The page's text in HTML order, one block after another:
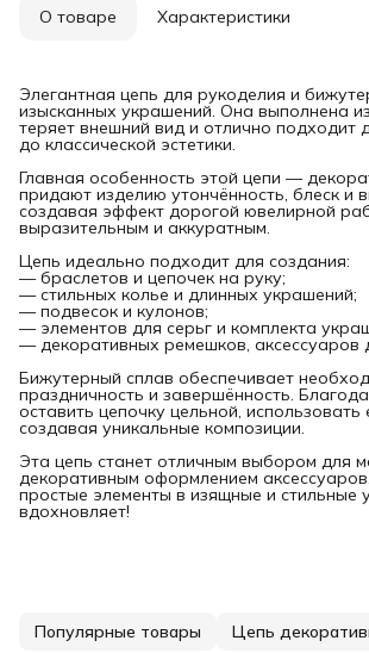
О товаре Характеристики
Элегантная цепь для рукоделия и
изысканных украшений. Она выполнена
теряет внешний вид и отлично подходит
до классической эстетики.
Главная особенность этой цепи —
придают изделию утончённость, блеск и
создавая эффект дорогой ювелирной
выразительным и аккуратным.
Цепь идеально подходит для создания:
— браслетов и цепочек на руку;
— стильных колье и длинных украшений;
— подвесок и кулонов;
— элементов для серьг и комплекта
— декоративных ремешков, аксессуаров
Бижутерный сплав обеспечивает
праздничность и завершённость.
оставить цепочку цельной,
создавая уникальные композиции.
Эта цепь станет отличным выбором для
декоративным оформлением
простые элементы в изящные и
вдохновляет!
Популярные товары Цепь